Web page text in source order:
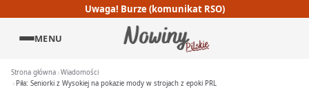
Uwaga! Burze (komunikat RSO)
MENU
Strona główna Wiadomości
Piła: Seniorki z Wysokiej na pokazie mody w strojach z epoki PRL